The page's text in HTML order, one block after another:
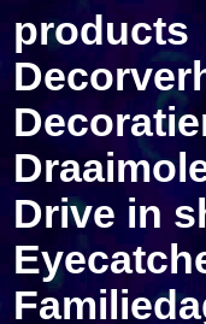
products
Drive in